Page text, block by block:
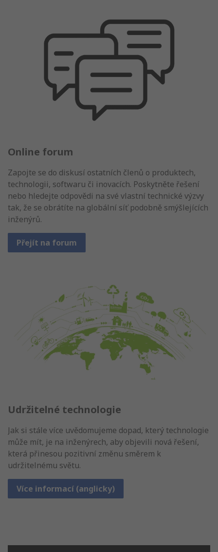
Online forum
Zapojte se do diskusí ostatních členů o produktech,
technologii, softwaru či inovacích. Poskytněte řešení
nebo hledejte odpovědi na své vlastní technické výzvy
tak, že se obrátíte na globální síť podobně smýšlejících
inženýrů.
Přejít na forum
Udržitelné technologie
Jak si stále více uvědomujeme dopad, který technologie
může mít, je na inženýrech, aby objevili nová řešení,
která přinesou pozitivní změnu směrem k
udržitelnému světu.
Více informací (anglicky)